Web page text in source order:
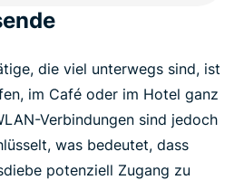
die viel unterwegs sind, ist
im Café oder im Hotel ganz
Verbindungen sind jedoch
was bedeutet, dass
potenziell Zugang zu